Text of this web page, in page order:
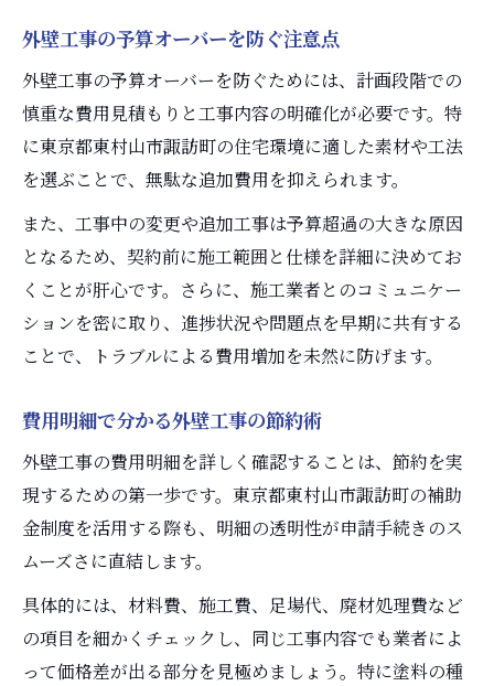
外壁工事の予算オーバーを防ぐ注意点
外壁工事の予算オーバーを防ぐためには、計画段階での
慎重な費用見積もりと工事内容の明確化が必要です。特
に東京都東村山市諏訪町の住宅環境に適した素材や工法
を選ぶことで、無駄な追加費用を抑えられます。
また、工事中の変更や追加工事は予算超過の大きな原因
となるため、契約前に施工範囲と仕様を詳細に決めてお
くことが肝心です。さらに、施工業者とのコミュニケー
ションを密に取り、進捗状況や問題点を早期に共有する
ことで、トラブルによる費用増加を未然に防げます。
費用明細で分かる外壁工事の節約術
外壁工事の費用明細を詳しく確認することは、節約を実
現するための第一歩です。東京都東村山市諏訪町の補助
金制度を活用する際も、明細の透明性が申請手続きのス
ムーズさに直結します。
具体的には、材料費、施工費、足場代、廃材処理費など
の項目を細かくチェックし、同じ工事内容でも業者によ
って価格差が出る部分を見極めましょう。特に塗料の種